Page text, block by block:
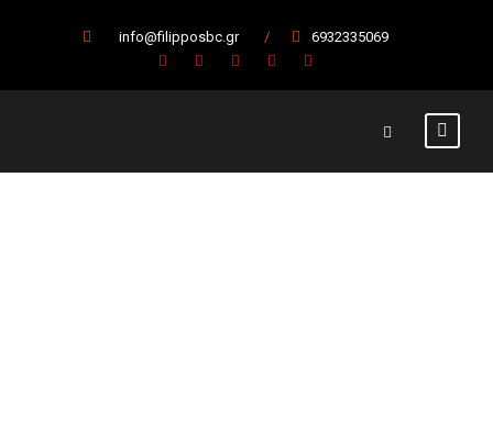
info@filipposbc.gr / 6932335069